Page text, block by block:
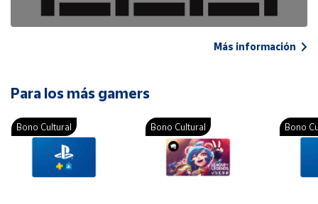
Más información
Para los más gamers
Bono Cultural Bono Cultural Bono